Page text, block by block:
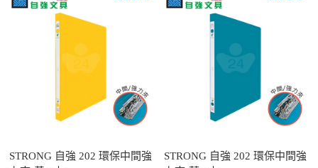
STRONG 自強 202 環保中間強
STRONG 自強 202 環保中間強